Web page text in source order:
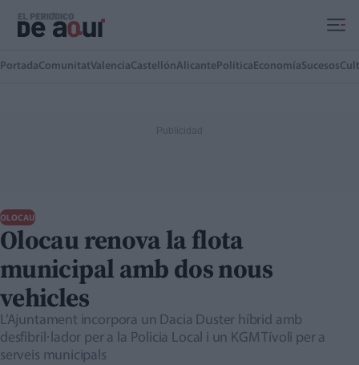
PortadaComunitatValenciaCastellónAlicante Política EconomíaSucesos
OLOCAU
Olocau renova la flota
municipal amb dos nous
vehicles
L’Ajuntament incorpora un Dacia Duster híbrid amb
desfibril·lador per a la Policia Local i un KGM Tívoli per a
serveis municipals